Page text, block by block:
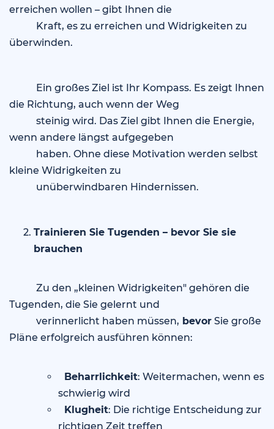
erreichen wollen – gibt Ihnen die
Kraft, es zu erreichen und Widrigkeiten zu
überwinden.
Ein großes Ziel ist Ihr Kompass. Es zeigt Ihnen
die Richtung, auch wenn der Weg
steinig wird. Das Ziel gibt Ihnen die Energie,
wenn andere längst aufgegeben
haben. Ohne diese Motivation werden selbst
kleine Widrigkeiten zu
unüberwindbaren Hindernissen.
Trainieren Sie Tugenden – bevor Sie sie
brauchen
Zu den „kleinen Widrigkeiten" gehören die
Tugenden, die Sie gelernt und
verinnerlicht haben müssen, bevor Sie große
Pläne erfolgreich ausführen können:
Beharrlichkeit: Weitermachen, wenn es
schwierig wird
Klugheit: Die richtige Entscheidung zur
richtigen Zeit treffen